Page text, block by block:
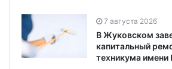
7 августа 2026
В Жуковском
капитальный
техникума имени